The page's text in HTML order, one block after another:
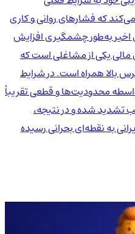
که فشارهای روانی و کاری
اخیر به‌طور چشمگیری افزایش
مالی یکی از مشاغلی است که
بالا همراه است. در شرایط
محدودیت‌ها و قطعی تقریباً
تشدید شده و در نتیجه،
به نقطه‌ای بحرانی رسیده